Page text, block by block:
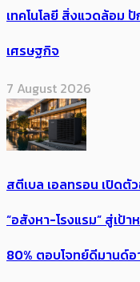
เทคโนโลยี สิ่งแวดล้อม
เศรษฐกิจ
7 August 2026
สตีเบล เอลทรอน เปิดตั
“อสังหา-โรงแรม” สู่เป้
80% ตอบโจทย์ดีมานด์อ